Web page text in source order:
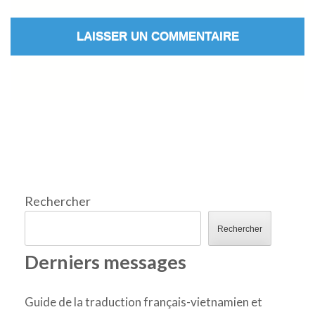
Rechercher
Rechercher
Derniers messages
Guide de la traduction français-vietnamien et